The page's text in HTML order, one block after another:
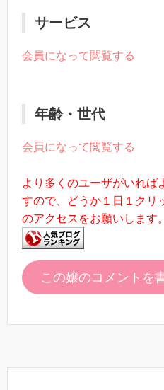
サービス
会員になって閲覧する
年齢・世代
会員になって閲覧する
より多くのユーザがいれば
すので、どうか１日１クリ
のアクセスをお願いします。
この嬢のコメントを